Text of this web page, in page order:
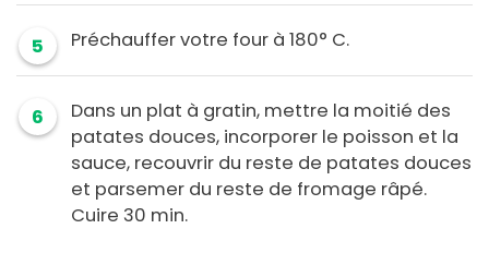
5 Préchauffer votre four à 180° C.
6
Dans un plat à gratin, mettre la moitié des
patates douces, incorporer le poisson et la
sauce, recouvrir du reste de patates douces
et parsemer du reste de fromage râpé.
Cuire 30 min.